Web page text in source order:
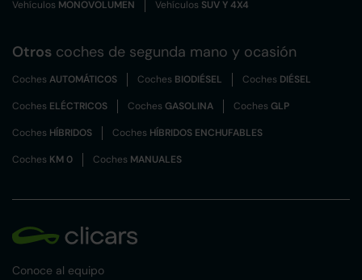
Vehículos MONOVOLUMEN Vehículos SUV Y 4X4
Otros coches de segunda mano y ocasión
CochesAUTOMÁTICOS Coches BIODIÉSEL Coches DIÉSEL
Coches ELÉCTRICOS CochesGASOLINA CochesGLP
Coches HÍBRIDOS Coches HÍBRIDOS ENCHUFABLES
Coches KM 0 Coches MANUALES
Conoce al equipo